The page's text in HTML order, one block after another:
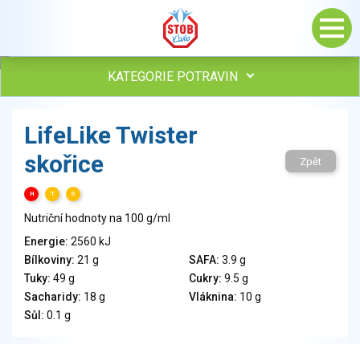
KATEGORIE POTRAVIN
Vejce
Mléko
Sýry
Veganské a vegetariánské výrobky
Tuky
Obiloviny, mouka, cereální výrobky
Chléb, pečivo, křehké chleby, pufované výrobky
Přílohy
LifeLike Twister
skořice
H T S
Zpět
Nutriční hodnoty na 100 g/ml
Energie: 2560 kJ
Bílkoviny: 21 g SAFA: 3.9 g
Tuky: 49 g Cukry: 9.5 g
Sacharidy: 18 g Vláknina: 10 g
Sůl: 0.1 g